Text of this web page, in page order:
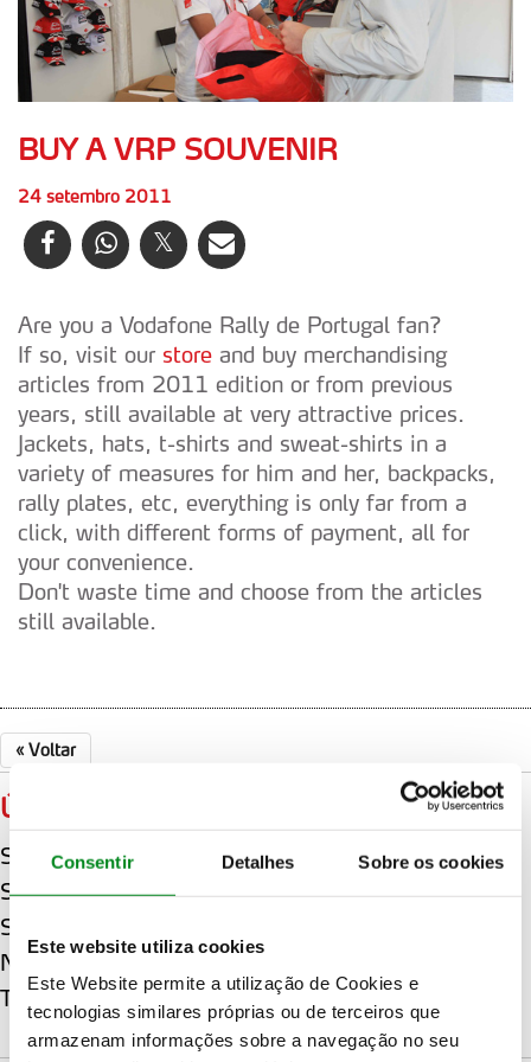
Consentir Detalhes Sobre os cookies
Este website utiliza cookies
Este Website permite a utilização de Cookies e
tecnologias similares próprias ou de terceiros que
armazenam informações sobre a navegação no seu
BUY A VRP SOUVENIR
24 setembro 2011
Are you a Vodafone Rally de Portugal fan?
If so, visit our store and buy merchandising
articles from 2011 edition or from previous
years, still available at very attractive prices.
Jackets, hats, t-shirts and sweat-shirts in a
variety of measures for him and her, backpacks,
rally plates, etc, everything is only far from a
click, with different forms of payment, all for
your convenience.
Don't waste time and choose from the articles
still available.
«Voltar
ÚLTIMAS
Sami Pajari alcança 2ª vitória consecutiva no WRC
Sami Pajari alcança primeira vitória no WRC
Sébastien Ogier senhor da Acrópole vence na Grécia
No Japão quem manda é a Toyota
Thierry Neuville vence Vodafone Rally de Portugal